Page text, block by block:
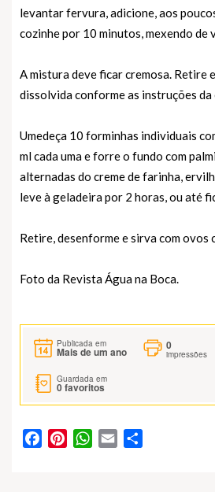
levantar fervura, adicione, aos
cozinhe por 10 minutos, mexendo de
A mistura deve ficar cremosa. Retire
dissolvida conforme as instruções da
Umedeça 10 forminhas individuais
ml cada uma e forre o fundo com
alternadas do creme de farinha,
leve à geladeira por 2 horas, ou até
Retire, desenforme e sirva com ovos
Foto da Revista Água na Boca.
Publicada em
Mais de um ano
0
impressões
Guardada em
0favoritos
FacebookPinterestWhatsApp
Email